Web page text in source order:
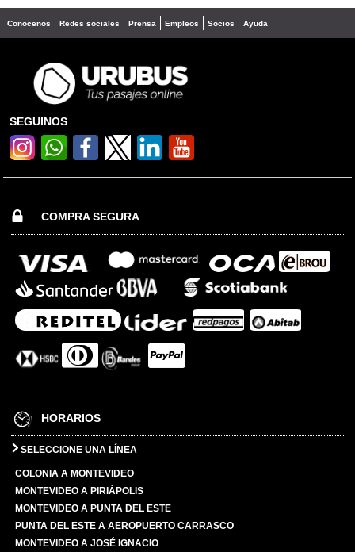
Conocenos Redes sociales Prensa Empleos Socios Ayuda
SEGUINOS
COMPRA SEGURA
HORARIOS
SELECCIONE UNA LÍNEA
COLONIA A MONTEVIDEO
MONTEVIDEO A PIRIÁPOLIS
MONTEVIDEO A PUNTA DEL ESTE
PUNTA DEL ESTE A AEROPUERTO CARRASCO
MONTEVIDEO A JOSÉ IGNACIO